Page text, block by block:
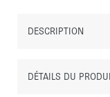
DESCRIPTION
DÉTAILS DU